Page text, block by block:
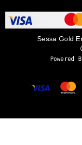
Sessa Gold
Powered